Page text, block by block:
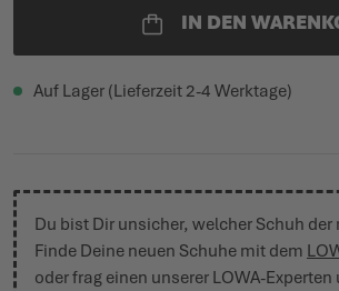
IN DEN
Auf Lager (Lieferzeit 2-4 Werktage)
Du bist Dir unsicher, welcher Schuh der
Finde Deine neuen Schuhe mit dem
oder frag einen unserer LOWA-